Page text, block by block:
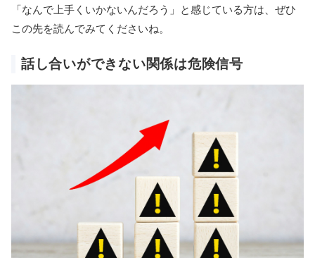
「なんで上手くいかないんだろう」と感じている方は、ぜひ
この先を読んでみてくださいね。
話し合いができない関係は危険信号